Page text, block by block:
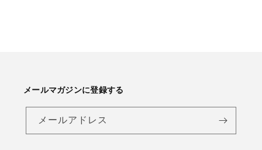
メールマガジンに登録する
メールアドレス